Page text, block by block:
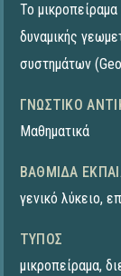
To
δυναμικής
συστημάτων
ΓΝΩΣΤΙΚΌ
Μαθηματικά
ΒΑΘΜΊΔΑ
γενικό λύκειο,
ΤΎΠΟΣ
μικροπείραμα,